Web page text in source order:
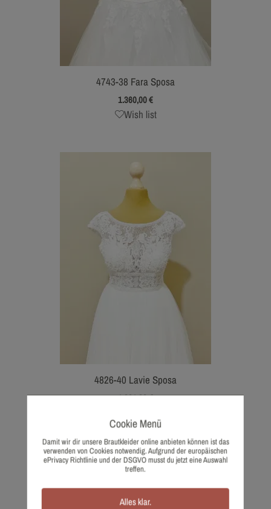
4743-38 Fara Sposa
1.360,00€
Wish list
4826-40 Lavie Sposa
1.361,00€
Cookie Menü
Damit wir dir unsere Brautkleider online anbieten können ist das
verwenden von Cookies notwendig. Aufgrund der europäischen
ePrivacy Richtlinie und der DSGVO musst du jetzt eine Auswahl
treffen.
Alles klar.